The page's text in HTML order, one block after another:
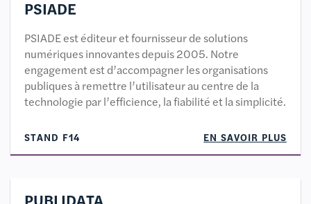
PSIADE
PSIADE est éditeur et fournisseur de solutions
numériques innovantes depuis 2005. Notre
engagement est d’accompagner les organisations
publiques à remettre l’utilisateur au centre de la
technologie par l’efficience, la fiabilité et la simplicité.
STAND F14 EN SAVOIR PLUS